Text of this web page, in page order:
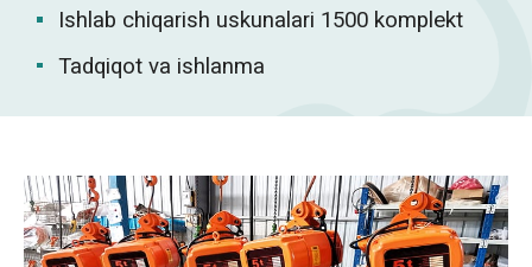
Ishlab chiqarish uskunalari 1500 komplekt
Tadqiqot va ishlanma
فارسی
Pilipino
Čeština
Беларуская мова
Kiswahili